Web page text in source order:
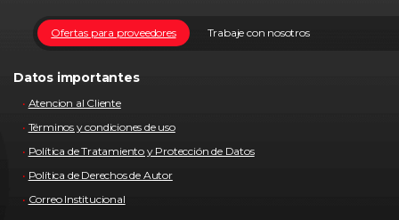
Trabaje con nosotros
Ofertas para proveedores
Datos importantes
Atencion al Cliente
Términos y condiciones de uso
Política de Tratamiento y Protección de Datos
Política de Derechos de Autor
Correo Institucional